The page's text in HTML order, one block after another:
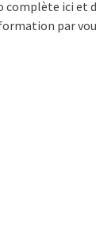
complète ici et
par